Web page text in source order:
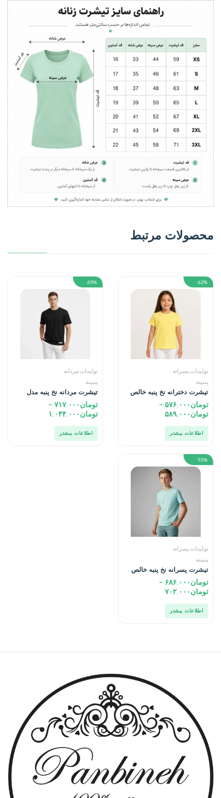
محصولات مرتبط
62%
تولیدات پسرانه
پنبینه
تیشرت دخترانه نخ پنبه خالص
صادراتی
تومان۵۷۶.۰۰۰ –
تومان۵۸۹.۰۰۰
اطلاعات بیشتر
65%
تولیدات مردانه
پنبینه
تیشرت مردانه نخ پنبه مدل
اکونومی
تومان۷۱۷.۰۰۰ –
تومان۱.۰۴۴.۰۰۰
اطلاعات بیشتر
55%
تولیدات پسرانه
پنبینه
تیشرت پسرانه نخ پنبه خالص
صادراتی
تومان۶۸۶.۰۰۰ –
تومان۷۰۲.۰۰۰
اطلاعات بیشتر